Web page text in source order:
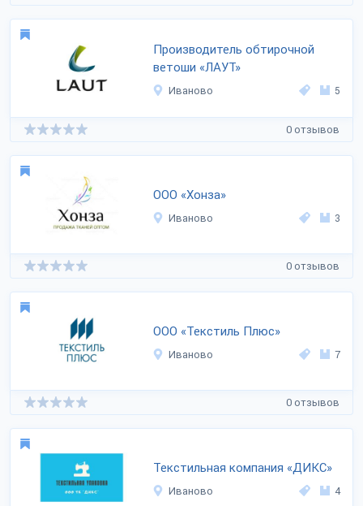
Производитель обтирочной
ветоши «ЛАУТ»
Иваново 5
0 отзывов
ООО «Хонза»
Иваново 3
0 отзывов
ООО «Текстиль Плюс»
Иваново 7
0 отзывов
Текстильная компания «ДИКС»
Иваново 4